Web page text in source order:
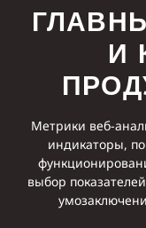
И
Метрики веб-
индикаторы,
выбор